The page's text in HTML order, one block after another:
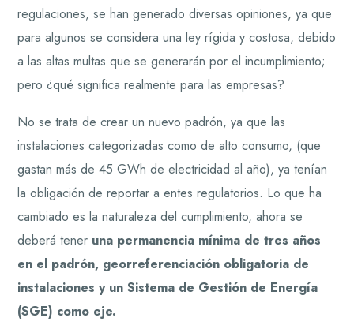
regulaciones, se han generado diversas opiniones, ya que
para algunos se considera una ley rígida y costosa, debido
a las altas multas que se generarán por el incumplimiento;
pero ¿qué significa realmente para las empresas?
No se trata de crear un nuevo padrón, ya que las
instalaciones categorizadas como de alto consumo, (que
gastan más de 45 GWh de electricidad al año), ya tenían
la obligación de reportar a entes regulatorios. Lo que ha
cambiado es la naturaleza del cumplimiento, ahora se
deberá tener una permanencia mínima de tres años
en el padrón, georreferenciación obligatoria de
instalaciones y un Sistema de Gestión de Energía
(SGE) como eje.